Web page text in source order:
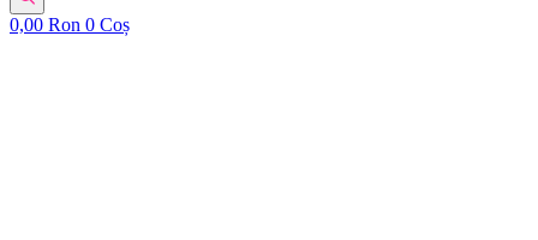
0,00 Ron 0 Coș